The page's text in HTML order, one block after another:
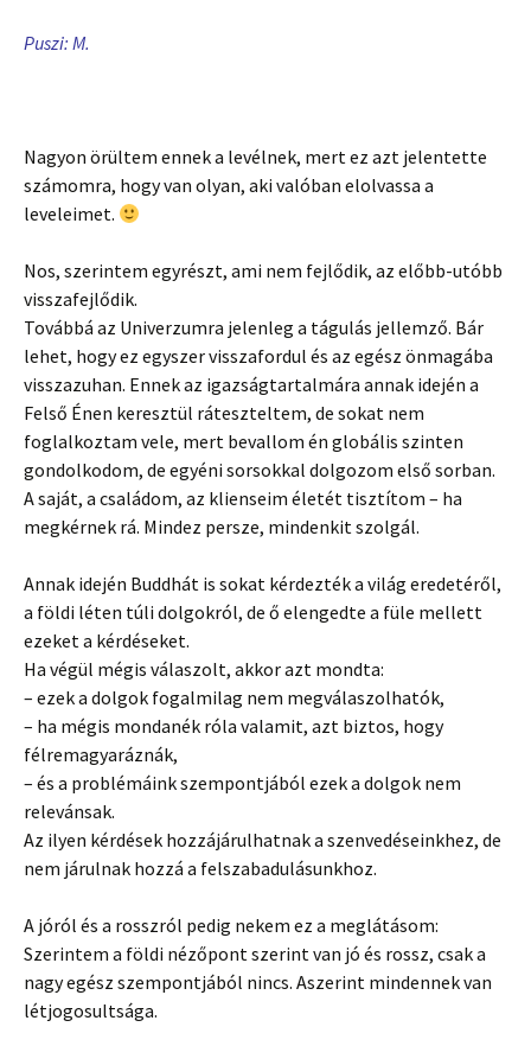
Puszi: M.
Nagyon örültem ennek a levélnek, mert ez azt jelentette
számomra, hogy van olyan, aki valóban elolvassa a
leveleimet.
Nos, szerintem egyrészt, ami nem fejlődik, az előbb-utóbb
visszafejlődik.
Továbbá az Univerzumra jelenleg a tágulás jellemző. Bár
lehet, hogy ez egyszer visszafordul és az egész önmagába
visszazuhan. Ennek az igazságtartalmára annak idején a
Felső Énen keresztül ráteszteltem, de sokat nem
foglalkoztam vele, mert bevallom én globális szinten
gondolkodom, de egyéni sorsokkal dolgozom első sorban.
A saját, a családom, az klienseim életét tisztítom – ha
megkérnek rá. Mindez persze, mindenkit szolgál.
Annak idején Buddhát is sokat kérdezték a világ eredetéről,
a földi léten túli dolgokról, de ő elengedte a füle mellett
ezeket a kérdéseket.
Ha végül mégis válaszolt, akkor azt mondta:
– ezek a dolgok fogalmilag nem megválaszolhatók,
– ha mégis mondanék róla valamit, azt biztos, hogy
félremagyaráznák,
– és a problémáink szempontjából ezek a dolgok nem
relevánsak.
Az ilyen kérdések hozzájárulhatnak a szenvedéseinkhez, de
nem járulnak hozzá a felszabadulásunkhoz.
A jóról és a rosszról pedig nekem ez a meglátásom:
Szerintem a földi nézőpont szerint van jó és rossz, csak a
nagy egész szempontjából nincs. Aszerint mindennek van
létjogosultsága.